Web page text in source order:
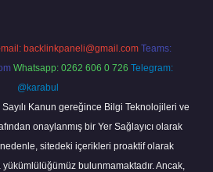
mail: backlinkpaneli@gmail.com Teams:
Whatsapp: 0262 606 0 726 Telegram:
@karabul
Kanun gereğince Bilgi Teknolojileri ve
onaylanmış bir Yer Sağlayıcı olarak
sitedeki içerikleri proaktif olarak
bulunmamaktadır. Ancak,